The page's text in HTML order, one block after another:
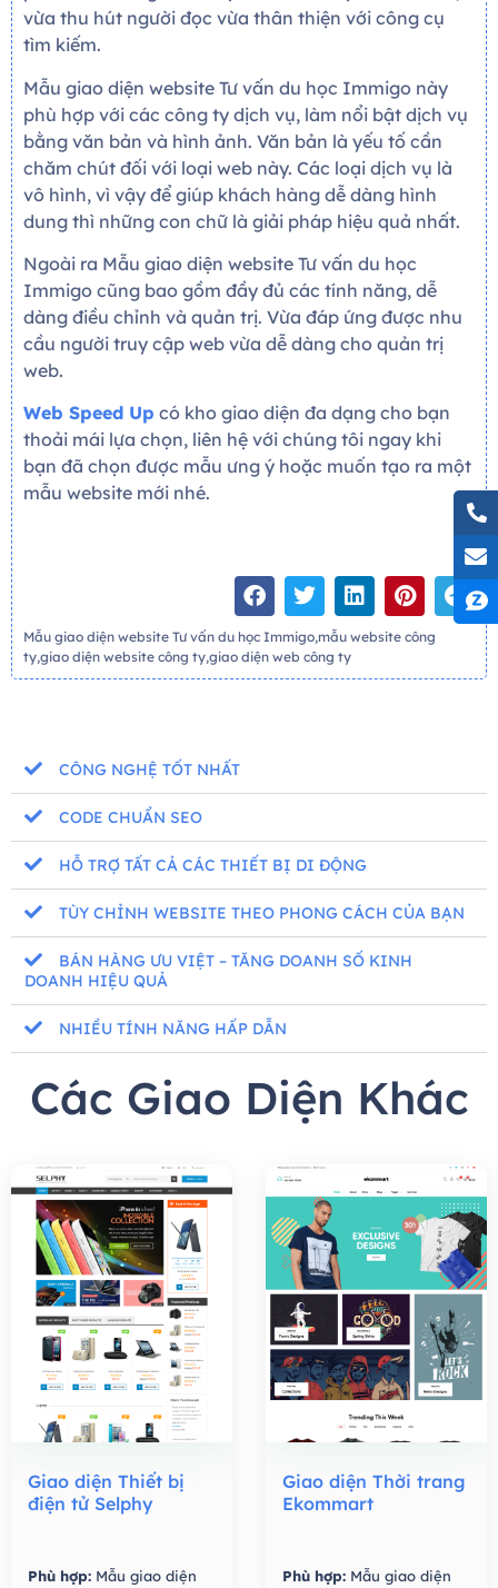
vừa thu hút người đọc vừa thân thiện với công cụ
tìm kiếm.
Mẫu giao diện website Tư vấn du học Immigo này
phù hợp với các công ty dịch vụ, làm nổi bật dịch vụ
bằng văn bản và hình ảnh. Văn bản là yếu tố cần
chăm chút đối với loại web này. Các loại dịch vụ là
vô hình, vì vậy để giúp khách hàng dễ dàng hình
dung thì những con chữ là giải pháp hiệu quả nhất.
Ngoài ra Mẫu giao diện website Tư vấn du học
Immigo cũng bao gồm đầy đủ các tính năng, dễ
dàng điều chỉnh và quản trị. Vừa đáp ứng được nhu
cầu người truy cập web vừa dễ dàng cho quản trị
web.
Web Speed Up có kho giao diện đa dạng cho bạn
thoải mái lựa chọn, liên hệ với chúng tôi ngay khi
bạn đã chọn được mẫu ưng ý hoặc muốn tạo ra một
mẫu website mới nhé.
Mẫu giao diện website Tư vấn du học Immigo,mẫu website công
ty,giao diện website công ty,giao diện web công ty
CÔNG NGHỆ TỐT NHẤT
CODE CHUẨN SEO
HỖ TRỢ TẤT CẢ CÁC THIẾT BỊ DI ĐỘNG
TÙY CHỈNH WEBSITE THEO PHONG CÁCH CỦA BẠN
BÁN HÀNG ƯU VIỆT – TĂNG DOANH SỐ KINH
DOANH HIỆU QUẢ
NHIỀU TÍNH NĂNG HẤP DẪN
Các Giao Diện Khác
Giao diện Thiết bị
điện tử Selphy
Phù hợp: Mẫu giao diện
Giao diện Thời trang
Ekommart
Phù hợp: Mẫu giao diện